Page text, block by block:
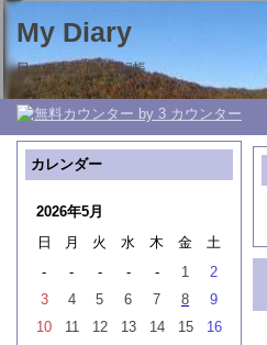
My Diary
日々の生活 My 日記帳。
カレンダー
2026年5月
日
月 火 水 木 金
土
-
- - - - 1
2
3
4 5 6 7 8
9
10
11 12 13 14 15
16